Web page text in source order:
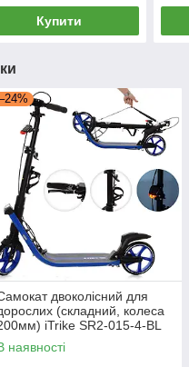
Купити
двоколісний для
(складний, колеса
iTrike SR2-015-4-BL
наявності